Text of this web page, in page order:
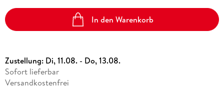
In den Warenkorb
Zustellung: Di, 11.08. - Do, 13.08.
Sofort lieferbar
Versandkostenfrei